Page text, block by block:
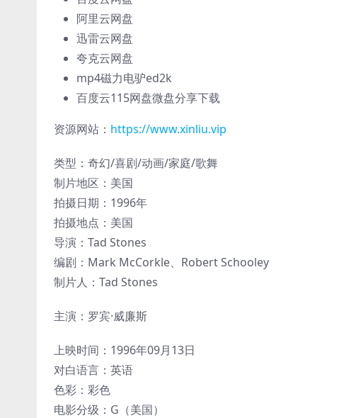
阿里云网盘
迅雷云网盘
夸克云网盘
mp4磁力电驴ed2k
百度云115网盘微盘分享下载
资源网站： https://www.xinliu.vip
类型：奇幻/喜剧/动画/家庭/歌舞
制片地区：美国
拍摄日期：1996年
拍摄地点：美国
导演：Tad Stones
编剧：Mark McCorkle、Robert Schooley
制片人：Tad Stones
主演：罗宾·威廉斯
上映时间：1996年09月13日
对白语言：英语
色彩：彩色
电影分级：G（美国）